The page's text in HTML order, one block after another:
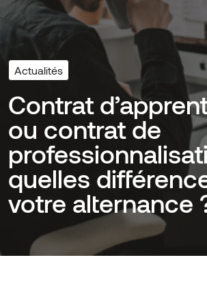
Actualités
Contrat
ou contrat de
quelles
votre alternance